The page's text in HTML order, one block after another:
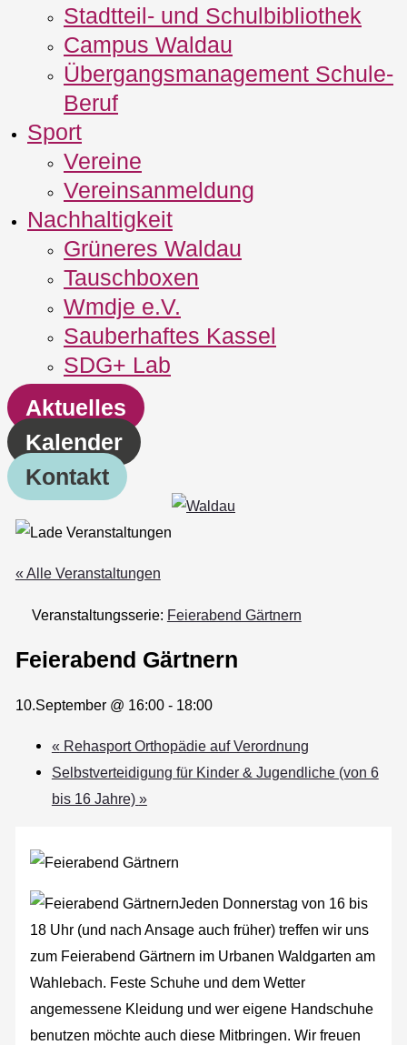
Stadtteil- und Schulbibliothek
Campus Waldau
Übergangsmanagement Schule‐
Beruf
Sport
Vereine
Vereinsanmeldung
Nachhaltigkeit
Grüneres Waldau
Tauschboxen
Wmdje e.V.
Sauberhaftes Kassel
SDG+ Lab
Aktuelles
Kalender
Kontakt
« Alle Veranstaltungen
Veranstaltungsserie: Feierabend Gärtnern
Feierabend Gärtnern
10.September @ 16:00- 18:00
« Rehasport Orthopädie auf Verordnung
Selbstverteidigung für Kinder & Jugendliche (von 6
bis 16 Jahre) »
Jeden Donnerstag von 16 bis
18 Uhr (und nach Ansage auch früher) treffen wir uns
zum Feierabend Gärtnern im Urbanen Waldgarten am
Wahlebach. Feste Schuhe und dem Wetter
angemessene Kleidung und wer eigene Handschuhe
benutzen möchte auch diese Mitbringen. Wir freuen